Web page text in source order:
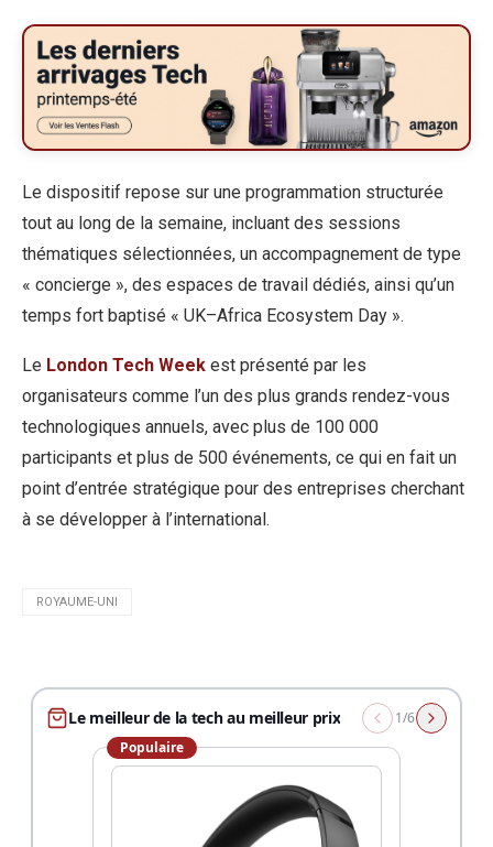
Le dispositif repose sur une programmation structurée
tout au long de la semaine, incluant des sessions
thématiques sélectionnées, un accompagnement de type
« concierge », des espaces de travail dédiés, ainsi qu’un
temps fort baptisé « UK–Africa Ecosystem Day ».
Le London Tech Week est présenté par les
organisateurs comme l’un des plus grands rendez-vous
technologiques annuels, avec plus de 100 000
participants et plus de 500 événements, ce qui en fait un
point d’entrée stratégique pour des entreprises cherchant
à se développer à l’international.
ROYAUME-UNI